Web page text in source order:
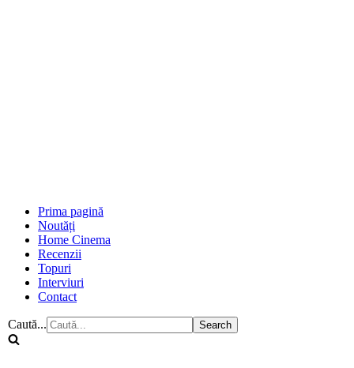
Prima pagină
Noutăți
Home Cinema
Recenzii
Topuri
Interviuri
Contact
Caută...